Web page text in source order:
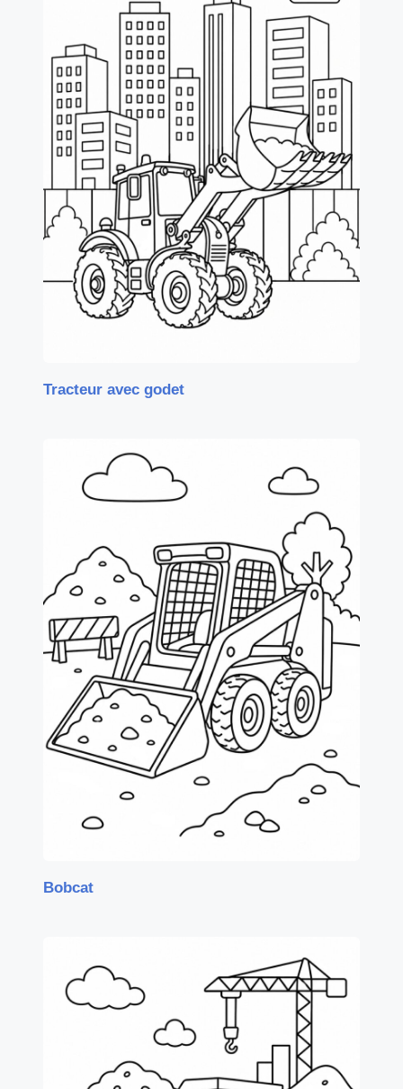
Tracteur avec godet
Bobcat